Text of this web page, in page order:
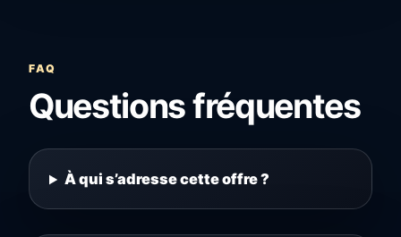
FAQ
Questions fréquentes
À qui s’adresse cette offre ?